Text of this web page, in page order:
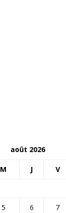
août 2026
M J V
5 6 7